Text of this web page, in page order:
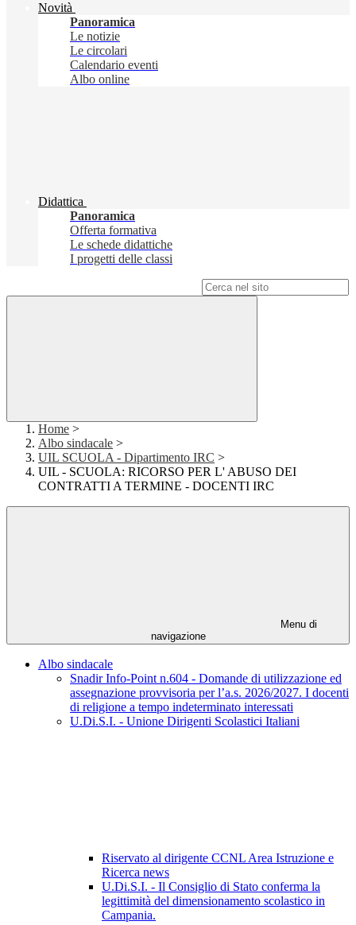
Novità
Panoramica
Le notizie
Le circolari
Calendario eventi
Albo online
Didattica
Panoramica
Offerta formativa
Le schede didattiche
I progetti delle classi
Home >
Albo sindacale >
UIL SCUOLA - Dipartimento IRC >
UIL - SCUOLA: RICORSO PER L' ABUSO DEI
CONTRATTI A TERMINE - DOCENTI IRC
Menu di
navigazione
Albo sindacale
Snadir Info-Point n.604 - Domande di utilizzazione ed
assegnazione provvisoria per l’a.s. 2026/2027. I docenti
di religione a tempo indeterminato interessati
U.Di.S.I. - Unione Dirigenti Scolastici Italiani
Riservato al dirigente CCNL Area Istruzione e
Ricerca news
U.Di.S.I. - Il Consiglio di Stato conferma la
legittimità del dimensionamento scolastico in
Campania.